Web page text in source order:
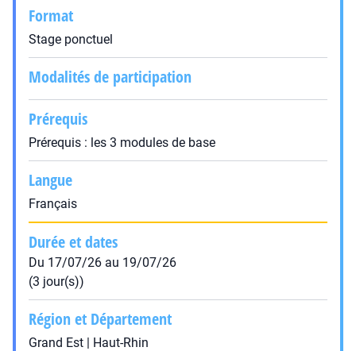
Format
Stage ponctuel
Modalités de participation
Prérequis
Prérequis : les 3 modules de base
Langue
Français
Durée et dates
Du 17/07/26 au 19/07/26
(3 jour(s))
Région et Département
Grand Est | Haut-Rhin